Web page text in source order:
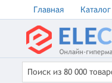
Главная Каталог